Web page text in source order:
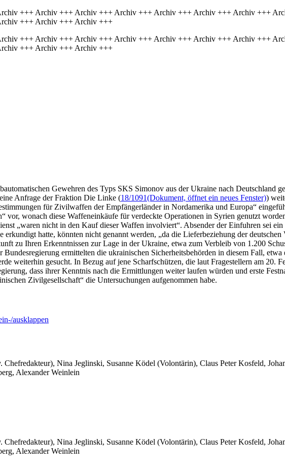
+++ Archiv +++ Archiv +++ Archiv +++ Archiv +++ Archiv +++ Archiv +++
+++ Archiv +++ Archiv +++
+++ Archiv +++ Archiv +++ Archiv +++ Archiv +++ Archiv +++ Archiv +++
+++ Archiv +++ Archiv +++
Gewehren des Typs SKS Simonov aus der Ukraine nach Deutschland
Anfrage der Fraktion Die Linke (18/1091(Dokument, öffnet ein neues Fenster))
für Zivilwaffen der Empfängerländer in Nordamerika und Europa“
vor, wonach diese Waffeneinkäufe für verdeckte Operationen in Syrien genutzt
„waren nicht in den Kauf dieser Waffen involviert“. Absender der Einfuhren sei
hatte, könnten nicht genannt werden, „da die Lieferbeziehung der deutschen
zu Ihren Erkenntnissen zur Lage in der Ukraine, etwa zum Verbleib von 1.200
ermittelten die ukrainischen Sicherheitsbehörden in diesem Fall,
weiterhin gesucht. In Bezug auf jene Scharfschützen, die laut Fragestellern am 20.
dass ihrer Kenntnis nach die Ermittlungen weiter laufen würden und erste
Zivilgesellschaft“ die Untersuchungen aufgenommen habe.
ausklappen
Nina Jeglinski, Susanne Ködel (Volontärin), Claus Peter Kosfeld,
Alexander Weinlein
Nina Jeglinski, Susanne Ködel (Volontärin), Claus Peter Kosfeld,
Alexander Weinlein